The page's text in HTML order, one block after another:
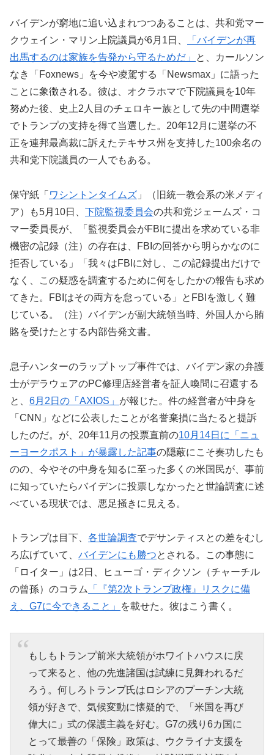
バイデンが窮地に追い込まれつつあることは、共和党マー
クウェイン・マリン上院議員が6月1日、
「バイデンが再
出馬するのは家族を告発から守るためだ」
と、カールソン
なき「Foxnews」を今や凌駕する「Newsmax」に語った
ことに象徴される。彼は、オクラホマで下院議員を10年
努めた後、史上2人目のチェロキー族として先の中間選挙
でトランプの支持を得て当選した。20年12月に選挙の不
正を連邦最高裁に訴えたテキサス州を支持した100余名の
共和党下院議員の一人でもある。
保守紙「 ワシントンタイムズ 」（旧統一教会系の米メディ
ア）も5月10日、 下院監視委員会の共和党ジェームズ・コ
マー委員長が、「監視委員会がFBIに提出を求めている非
機密の記録（注）の存在は、FBIの回答から明らかなのに
拒否している」「我々はFBIに対し、この記録提出だけで
なく、この疑惑を調査するために何をしたかの報告も求め
てきた。FBIはその両方を怠っている」とFBIを激しく難
じている。（注）バイデンが副大統領当時、外国人から賄
賂を受けたとする内部告発文書。
息子ハンターのラップトップ事件では、バイデン家の弁護
士がデラウェアのPC修理店経営者を証人喚問に召還する
と、 6月2日の「AXIOS」 が報じた。件の経営者が中身を
「CNN」などに公表したことが名誉棄損に当たると提訴
したのだ。が、20年11月の投票直前の10月14日に「ニュ
ーヨークポスト」が暴露した記事の隠蔽にこそ奏功したも
のの、今やその中身を知るに至った多くの米国民が、事前
に知っていたらバイデンに投票しなかったと世論調査に述
べている現状では、悪足掻きに見える。
トランプは目下、 各世論調査でデサンティスとの差をむし
ろ広げていて、 バイデンにも勝つとされる。この事態に
「ロイター」は2日、ヒューゴ・ディクソン（チャーチル
の曾孫）のコラム
「『第2次トランプ政権』リスクに備
え、G7に今できること」
を載せた。彼はこう書く。
もしもトランプ前米大統領がホワイトハウスに戻
って来ると、他の先進諸国は試練に見舞われるだ
ろう。何しろトランプ氏はロシアのプーチン大統
領が好きで、気候変動に懐疑的で、「米国を再び
偉大に」式の保護主義を好む。G7の残り6カ国に
とって最善の「保険」政策は、ウクライナ支援を